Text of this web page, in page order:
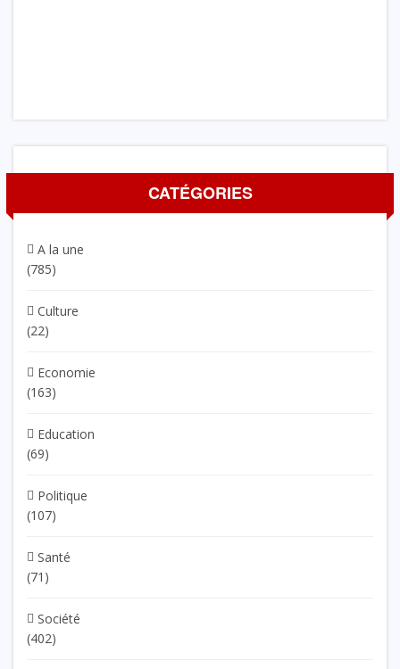
CATÉGORIES
A la une
(785)
Culture
(22)
Economie
(163)
Education
(69)
Politique
(107)
Santé
(71)
Société
(402)